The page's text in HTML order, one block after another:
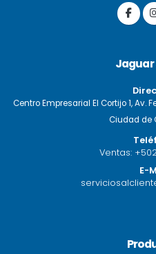
Centro Empresarial El Cortijo 1, Av.
Ciudad de
Ventas:
E-